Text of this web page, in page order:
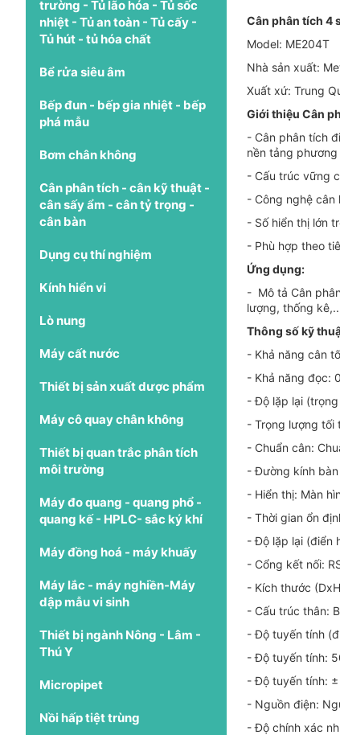
trường - Tủ lão hóa - Tủ sốc
nhiệt - Tủ an toàn - Tủ cấy -
Tủ hút - tủ hóa chất
Bể rửa siêu âm
Bếp đun - bếp gia nhiệt - bếp
phá mẫu
Bơm chân không
Cân phân tích - cân kỹ thuật -
cân sấy ẩm - cân tỷ trọng -
cân bàn
Dụng cụ thí nghiệm
Kính hiển vi
Lò nung
Máy cất nước
Thiết bị sản xuất dược phẩm
Máy cô quay chân không
Thiết bị quan trắc phân tích
môi trường
Máy đo quang - quang phổ -
quang kế - HPLC- sắc ký khí
Máy đồng hoá - máy khuấy
Máy lắc - máy nghiền-Máy
dập mẫu vi sinh
Thiết bị ngành Nông - Lâm -
Thú Y
Micropipet
Nồi hấp tiệt trùng
Cân phân tích 4
Model: ME204T
Nhà sản xuất:
Xuất xứ: Trung
Giới thiệu Cân
- Cân phân tích
nền tảng
- Cấu trúc vững
- Công nghệ cân
- Số hiển thị lớn
- Phù hợp theo
Ứng dụng:
- Mô tả Cân
lượng, thống kê,..
Thông số kỹ
- Khả năng cân
- Khả năng đọc:
- Độ lặp lại
- Trọng lượng tối
- Chuẩn cân:
- Đường kính
- Hiển thị: Màn
- Thời gian ổn
- Độ lặp lại (điển
- Cổng kết nối:
- Kích thước
- Cấu trúc thân:
- Độ tuyến tính
- Độ tuyến tính:
- Độ tuyến tính:
- Nguồn điện:
- Độ chính xác